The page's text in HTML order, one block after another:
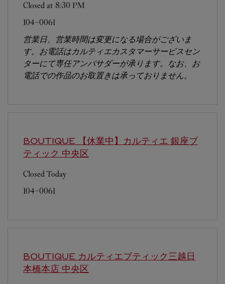
Closed at 8:30 PM
104-0061
営業日、営業時間は変更になる場合がございま
す。お電話はカルティエカスタマーサービスセン
ターにて専任アンバサダーが承ります。なお、お
電話での作品のお取置きは承っておりません。
BOUTIQUE 【休業中】カルティエ 銀座ブ
ティック 中央区
Closed Today
104-0061
BOUTIQUE カルティエブティック三越日
本橋本店 中央区